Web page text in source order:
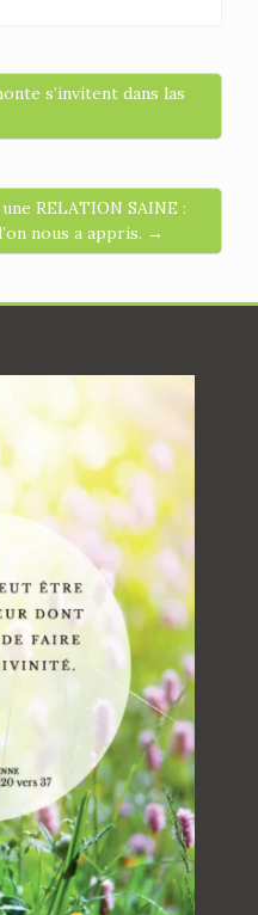
s’invitent dans las
RELATION SAINE :
nous a appris. →